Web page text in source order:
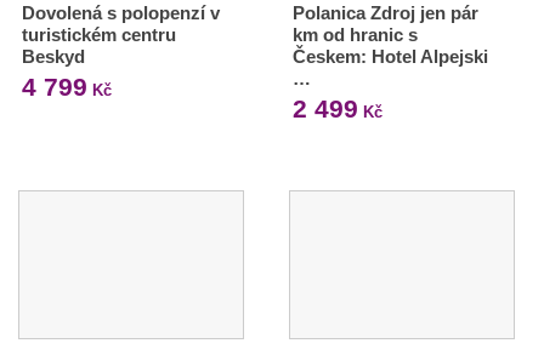
Dovolená s polopenzí v
turistickém centru
Beskyd
4 799 Kč
Polanica Zdroj jen pár
km od hranic s
Českem: Hotel Alpejski
…
2 499 Kč